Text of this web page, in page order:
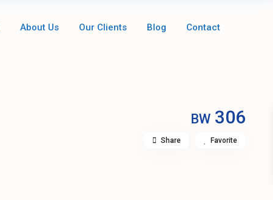
About Us Our Clients Blog Contact
BW306
Share Favorite